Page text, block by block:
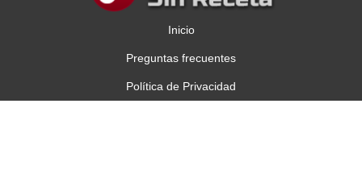
Inicio
Preguntas frecuentes
Política de Privacidad